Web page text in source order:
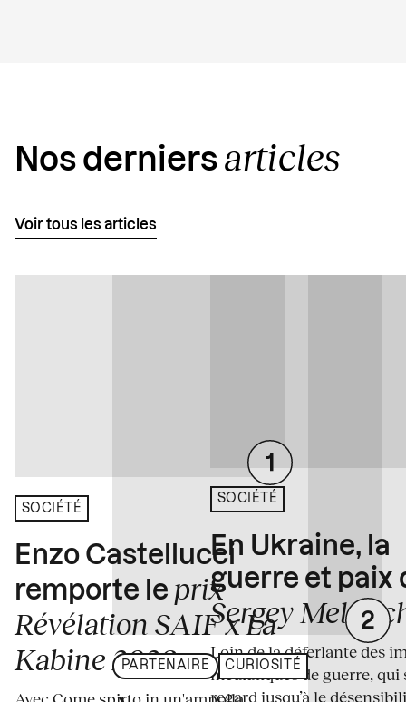
Nos derniers articles
Voir tous les articles
SOCIÉTÉ
Enzo Castellucci
remporte le prix
Révélation SAIF x La
Kabine 2026
PARTENAIRE CURIOSITÉ
SOCIÉTÉ
En Ukraine, la
guerre et paix
Sergey
Loin de la déferlante des
médiatiques de guerre, qui
regard jusqu’à le